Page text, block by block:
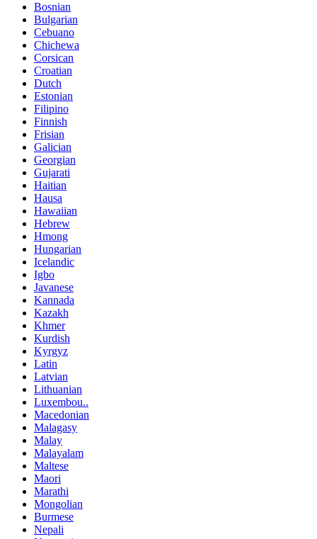
Bosnian
Bulgarian
Cebuano
Chichewa
Corsican
Croatian
Dutch
Estonian
Filipino
Finnish
Frisian
Galician
Georgian
Gujarati
Haitian
Hausa
Hawaiian
Hebrew
Hmong
Hungarian
Icelandic
Igbo
Javanese
Kannada
Kazakh
Khmer
Kurdish
Kyrgyz
Latin
Latvian
Lithuanian
Luxembou..
Macedonian
Malagasy
Malay
Malayalam
Maltese
Maori
Marathi
Mongolian
Burmese
Nepali